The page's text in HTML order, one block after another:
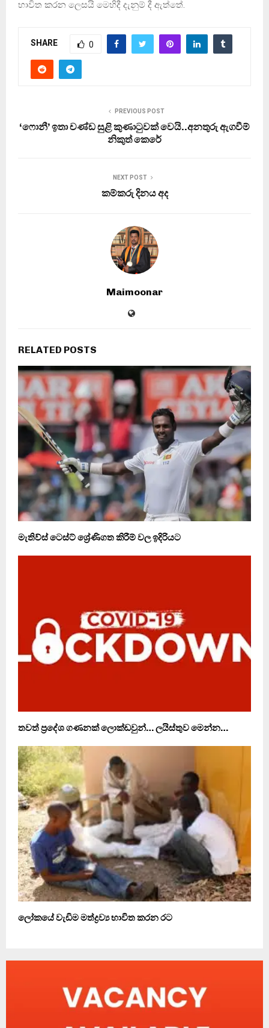
භාවිත කරන ලෙසයි මෙහිදී දැනුම් දී ඇත්තේ.
SHARE 0
PREVIOUS POST
‘ෆොනී’ ඉතා චණ්ඩ සුළි කුණාටුවක් වෙයි..අනතුරු ඇගවීම්
නිකුත් කෙරේ
NEXT POST
කම්කරු දිනය අද
Maimoonar
RELATED POSTS
මැතිව්ස් ටෙස්ට් ශ්‍රේණිගත කිරීම් වල ඉදිරියට
තවත් ප‍්‍රදේශ ගණනක් ලොක්ඩවුන්… ලයිස්තුව මෙන්න…
ලෝකයේ වැඩිම මත්ද්‍රව්‍ය භාවිත කරන රට